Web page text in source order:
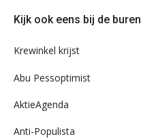
ons
Kijk ook eens bij de buren
Krewinkel krijst
Abu Pessoptimist
AktieAgenda
Anti-Populista